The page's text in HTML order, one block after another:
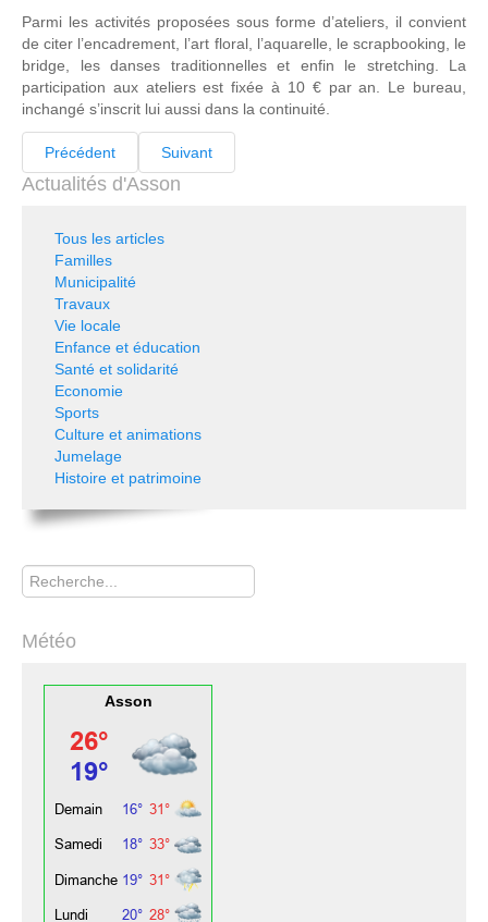
Parmi les activités proposées sous forme d’ateliers, il convient
de citer l’encadrement, l’art floral, l’aquarelle, le scrapbooking, le
bridge, les danses traditionnelles et enfin le stretching. La
participation aux ateliers est fixée à 10 € par an. Le bureau,
inchangé s’inscrit lui aussi dans la continuité.
Précédent Suivant
Actualités d'Asson
Tous les articles
Familles
Municipalité
Travaux
Vie locale
Enfance et éducation
Santé et solidarité
Economie
Sports
Culture et animations
Jumelage
Histoire et patrimoine
Rechercher
Météo
Asson